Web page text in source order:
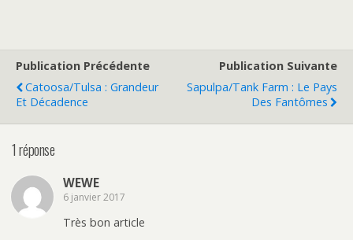
Publication Précédente
Catoosa/Tulsa : Grandeur
Et Décadence
Publication Suivante
Sapulpa/Tank Farm : Le Pays
Des Fantômes
1 réponse
WEWE
6 janvier 2017
Très bon article